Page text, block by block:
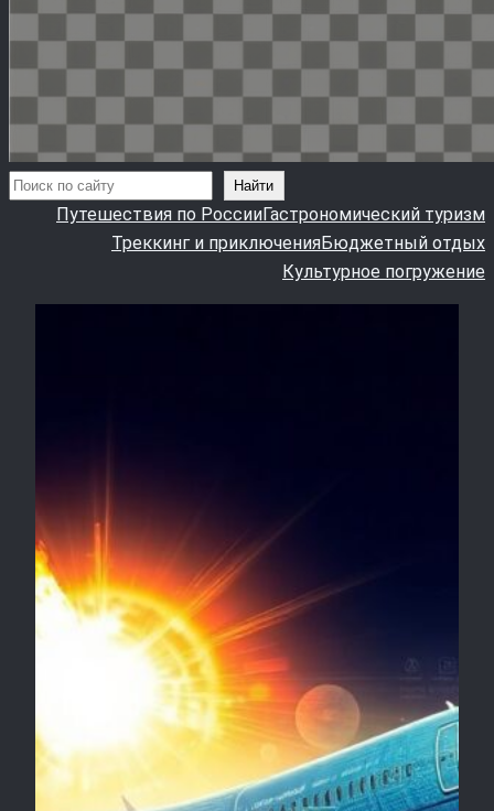
Поиск Найти
Путешествия по РоссииГастрономический туризм
Треккинг и приключенияБюджетный отдых
Культурное погружение